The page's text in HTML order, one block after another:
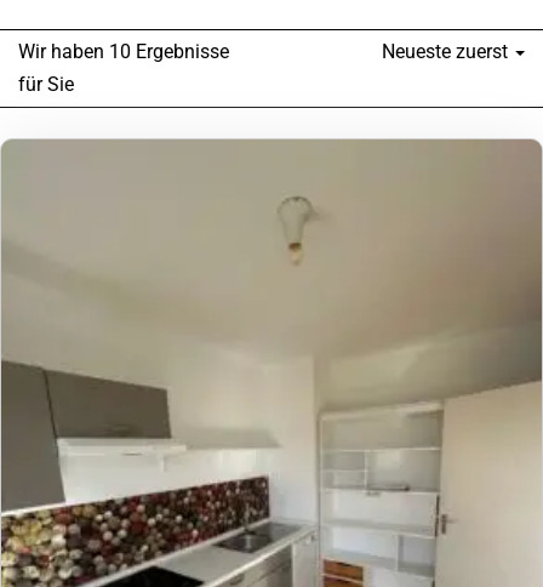
Wir haben 10 Ergebnisse
für Sie
Neueste zuerst